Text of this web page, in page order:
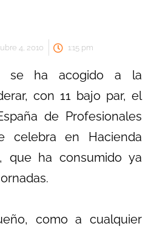
4, 2010 1:15 pm
se ha acogido a la
con 11 bajo par, el
de Profesionales
celebra en Hacienda
que ha consumido ya
como a cualquier